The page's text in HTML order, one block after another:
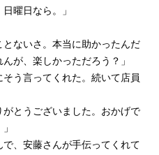
曜日なら。」
とないさ。本当に助かったんだ
が、楽しかっただろう？」
う言ってくれた。続いて店員
がとうございました。おかげで
で、安藤さんが手伝ってくれて